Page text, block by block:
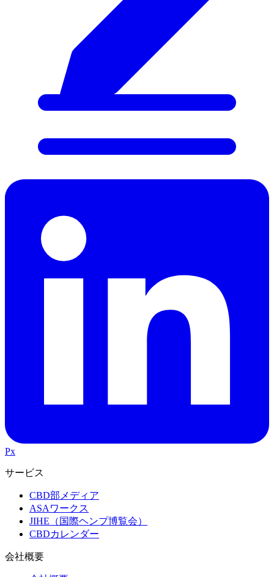
Px
サービス
CBD部メディア
ASAワークス
JIHE（国際ヘンプ博覧会）
CBDカレンダー
会社概要